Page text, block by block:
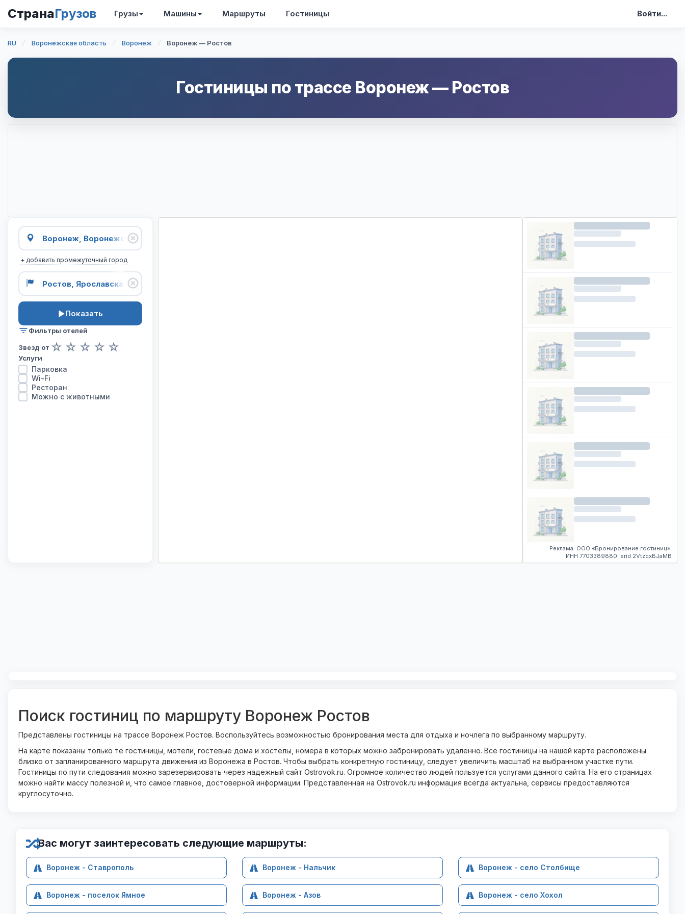
СтранаГрузов Грузы Машины Маршруты Гостиницы Войти...
RU Воронежская область Воронеж Воронеж — Ростов
Гостиницы по трассе Воронеж— Ростов
+ добавить промежуточный город
Показать
Фильтры отелей
Звезд от ☆ ☆ ☆ ☆ ☆
Услуги
Парковка
Wi-Fi
Ресторан
Можно с животными
Реклама. ООО «Бронирование гостиниц».
ИНН 7703389880. erid 2VtzqxBJaMB
Поиск гостиниц по маршруту Воронеж Ростов
Представлены гостиницы на трассе Воронеж Ростов. Воспользуйтесь возможностью бронирования места для отдыха и ночлега по выбранному маршруту.
На карте показаны только те гостиницы, мотели, гостевые дома и хостелы, номера в которых можно забронировать удаленно. Все гостиницы на нашей карте расположены
близко от запланированного маршрута движения из Воронежа в Ростов. Чтобы выбрать конкретную гостиницу, следует увеличить масштаб на выбранном участке пути.
Гостиницы по пути следования можно зарезервировать через надежный сайт Ostrovok.ru. Огромное количество людей пользуется услугами данного сайта. На его страницах
можно найти массу полезной и, что самое главное, достоверной информации. Представленная на Ostrovok.ru информация всегда актуальна, сервисы предоставляются
круглосуточно.
Вас могут заинтересовать следующие маршруты:
Воронеж - Ставрополь Воронеж - Нальчик Воронеж - село Столбище
Воронеж - поселок Ямное Воронеж - Азов Воронеж - село Хохол